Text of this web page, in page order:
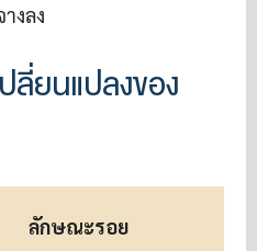
งลง
ลี่ยนแปลงของ
ลักษณะรอย